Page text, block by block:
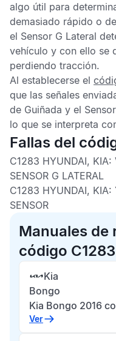
algo útil para
demasiado rápido o
el Sensor G Lateral
vehículo y con ello se
perdiendo tracción.
Al establecerse el
que las señales
de Guiñada y el
lo que se interpreta
Fallas del
C1283 HYUNDAI, KIA:
SENSOR G LATERAL
C1283 HYUNDAI, KIA:
SENSOR
Manuales de
código C1283
Kia
Bongo
Kia Bongo 2016
Ver